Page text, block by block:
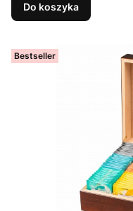
Do koszyka
Bestseller